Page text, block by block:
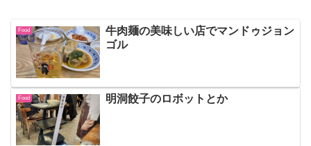
Food
牛肉麺の美味しい店でマンドゥジョン
ゴル
Food 明洞餃子のロボットとか